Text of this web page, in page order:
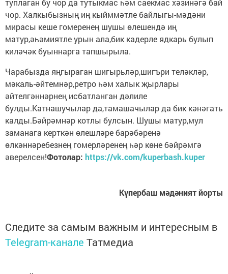
чор. Халкыбызның иң кыйммәтле байлыгы-мәдәни
мирасы кеше гомеренең шушы өлешендә иң
матур,әһәмиятле урын ала,бик кадерле ядкарь булып
киләчәк буыннарга тапшырыла.
Чарабызда яңгыраган шигырьләр,шигъри теләкләр,
мәкаль-әйтемнәр,ретро һәм халык җырлары
әйтелгәннәрнең исбатланган дәлиле
булды.Катнашучылар да,тамашачылар да бик кәнәгать
калды.Бәйрәмнәр котлы булсын. Шушы матур,мул
заманага керткән өлешләре барәбәренә
өлкәннәребезнең гомерләренең һәр көне бәйрәмгә
әверелсен!Фотолар: https://vk.com/kuperbash.kuper
Күпербаш мәдәният йорты
Следите за самым важным и интересным в
Telegram-канале Татмедиа